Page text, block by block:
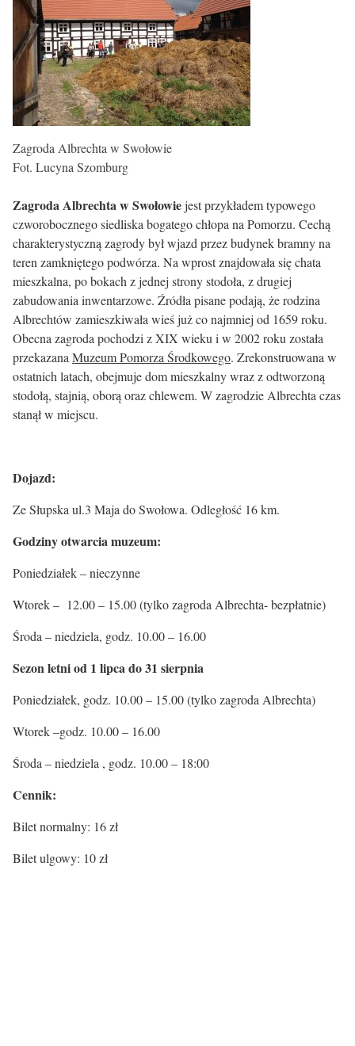
Zagroda Albrechta w Swołowie
Fot. Lucyna Szomburg
Zagroda Albrechta w Swołowiejest przykładem typowego
czworobocznego siedliska bogatego chłopa na Pomorzu. Cechą
charakterystyczną zagrody był wjazd przez budynek bramny na
teren zamkniętego podwórza. Na wprost znajdowała się chata
mieszkalna, po bokach z jednej strony stodoła, z drugiej
zabudowania inwentarzowe. Źródła pisane podają, że rodzina
Albrechtów zamieszkiwała wieś już co najmniej od 1659 roku.
Obecna zagroda pochodzi z XIX wieku i w 2002 roku została
przekazana Muzeum Pomorza Środkowego. Zrekonstruowana w
ostatnich latach, obejmuje dom mieszkalny wraz z odtworzoną
stodołą, stajnią, oborą oraz chlewem. W zagrodzie Albrechta czas
stanął w miejscu.
Dojazd:
Ze Słupska ul.3 Maja do Swołowa. Odległość 16 km.
Godziny otwarcia muzeum:
Poniedziałek – nieczynne
Wtorek – 12.00 – 15.00 (tylko zagroda Albrechta- bezpłatnie)
Środa – niedziela, godz. 10.00 – 16.00
Sezon letni od 1 lipca do 31 sierpnia
Poniedziałek, godz. 10.00 – 15.00 (tylko zagroda Albrechta)
Wtorek –godz. 10.00 – 16.00
Środa – niedziela , godz. 10.00 – 18:00
Cennik:
Bilet normalny: 16 zł
Bilet ulgowy: 10 zł